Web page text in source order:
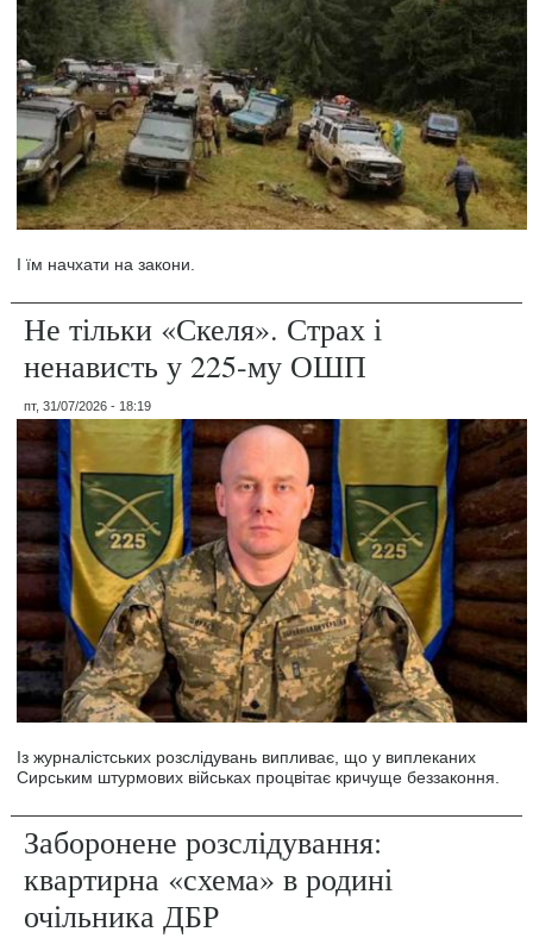
І їм начхати на закони.
Не тільки «Скеля». Страх і
ненависть у 225-му ОШП
пт, 31/07/2026 - 18:19
Із журналістських розслідувань випливає, що у виплеканих
Сирським штурмових військах процвітає кричуще беззаконня.
Заборонене розслідування:
квартирна «схема» в родині
очільника ДБР